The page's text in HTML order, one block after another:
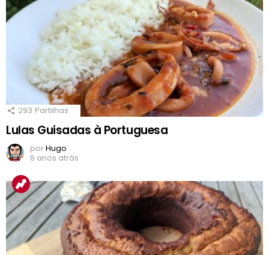
293 Partilhas
Lulas Guisadas à Portuguesa
porHugo
6 anos atrás